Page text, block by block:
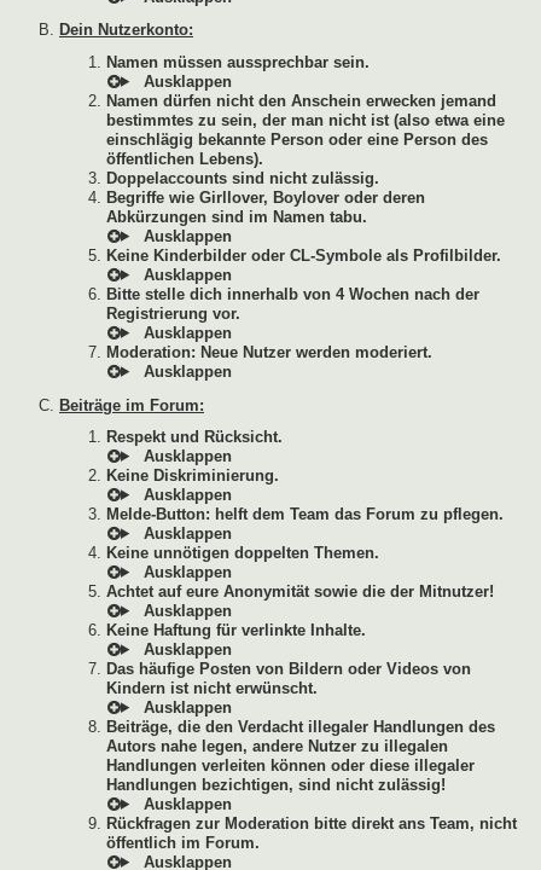
Dein Nutzerkonto:
Namen müssen aussprechbar sein.
Namen dürfen nicht den Anschein erwecken jemand
bestimmtes zu sein, der man nicht ist (also etwa eine
einschlägig bekannte Person oder eine Person des
öffentlichen Lebens).
Doppelaccounts sind nicht zulässig.
Begriffe wie Girllover, Boylover oder deren
Abkürzungen sind im Namen tabu.
Keine Kinderbilder oder CL-Symbole als Profilbilder.
Bitte stelle dich innerhalb von 4 Wochen nach der
Registrierung vor.
Moderation: Neue Nutzer werden moderiert.
Beiträge im Forum:
Respekt und Rücksicht.
Keine Diskriminierung.
Melde-Button: helft dem Team das Forum zu pflegen.
Keine unnötigen doppelten Themen.
Achtet auf eure Anonymität sowie die der Mitnutzer!
Keine Haftung für verlinkte Inhalte.
Das häufige Posten von Bildern oder Videos von
Kindern ist nicht erwünscht.
Beiträge, die den Verdacht illegaler Handlungen des
Autors nahe legen, andere Nutzer zu illegalen
Handlungen verleiten können oder diese illegaler
Handlungen bezichtigen, sind nicht zulässig!
Rückfragen zur Moderation bitte direkt ans Team, nicht
öffentlich im Forum.